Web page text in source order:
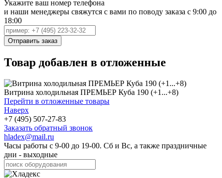
Укажите ваш номер телефона
и наши менеджеры свяжутся с вами по поводу заказа с 9:00 до
18:00
Товар добавлен в отложенные
Витрина холодильная ПРЕМЬЕР Куба 190 (+1...+8)
Перейти в отложенные товары
Наверх
+7 (495) 507-27-83
Заказать обратный звонок
hladex@mail.ru
Часы работы с 9-00 до 19-00. Сб и Вс, а также праздничные
дни - выходные